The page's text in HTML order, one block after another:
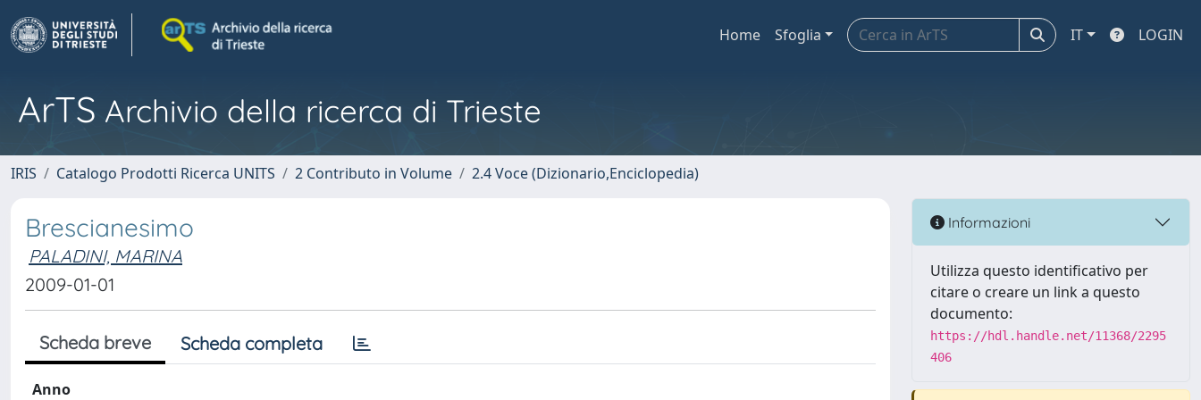
Home Sfoglia IT LOGIN
ArTS Archivio della ricerca di Trieste
IRIS Catalogo Prodotti Ricerca UNITS 2 Contributo in Volume 2.4 Voce (Dizionario,Enciclopedia)
Brescianesimo
PALADINI, MARINA
2009-01-01
Scheda breve Scheda completa
Anno
Informazioni
Utilizza questo identificativo per
citare o creare un link a questo
documento:
https://hdl.handle.net/11368/2295
406